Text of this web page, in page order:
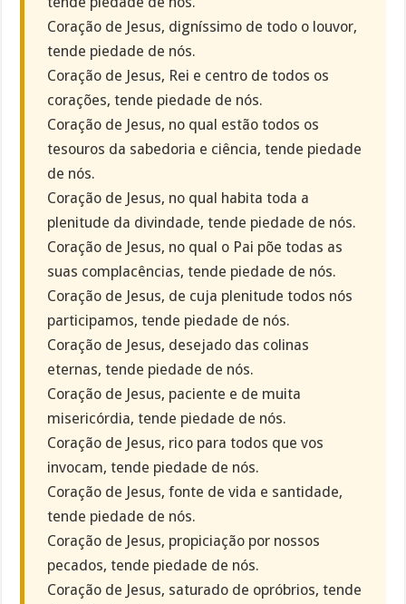
Coração de Jesus, digníssimo de todo o louvor,
tende piedade de nós.
Coração de Jesus, Rei e centro de todos os
corações, tende piedade de nós.
Coração de Jesus, no qual estão todos os
tesouros da sabedoria e ciência, tende piedade
de nós.
Coração de Jesus, no qual habita toda a
plenitude da divindade, tende piedade de nós.
Coração de Jesus, no qual o Pai põe todas as
suas complacências, tende piedade de nós.
Coração de Jesus, de cuja plenitude todos nós
participamos, tende piedade de nós.
Coração de Jesus, desejado das colinas
eternas, tende piedade de nós.
Coração de Jesus, paciente e de muita
misericórdia, tende piedade de nós.
Coração de Jesus, rico para todos que vos
invocam, tende piedade de nós.
Coração de Jesus, fonte de vida e santidade,
tende piedade de nós.
Coração de Jesus, propiciação por nossos
pecados, tende piedade de nós.
Coração de Jesus, saturado de opróbrios, tende